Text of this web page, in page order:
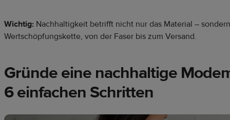
Wichtig: Nachhaltigkeit betrifft nicht nur das Material –
Wertschöpfungskette, von der Faser bis zum Versand.
Gründe eine nachhaltige
6 einfachen Schritten